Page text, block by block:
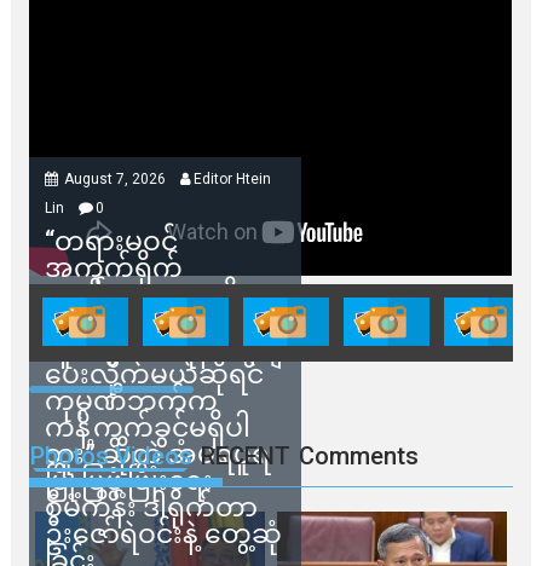
August 7, 2026
Editor Htein
Lin
0
“တရားမဝင်
အကွက်ရိုက်
ရောင်းချမှုတွေကို
သက်ဆိုင်ရာတာဝန်ရှိ
သူတွေက ဂရန်တွေချ
ပေးလိုက်မယ်ဆိုရင်
ကုမ္ပဏီဘက်က
ကန့်ကွက်ခွင့်မရှိပါ
ဘူး” ဆိုတဲ့ အမရပူရ
မြို့ပြဖွံ့ဖြိုးရေး
စီမံကိန်း ဒါရိုက်တာ
ဦးဇော်ရဲဝင်းနဲ့ တွေ့ဆုံ
Photos Videos RECENT Comments